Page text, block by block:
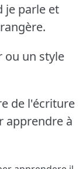
je parle et
ou un style
de l'écriture
apprendre à